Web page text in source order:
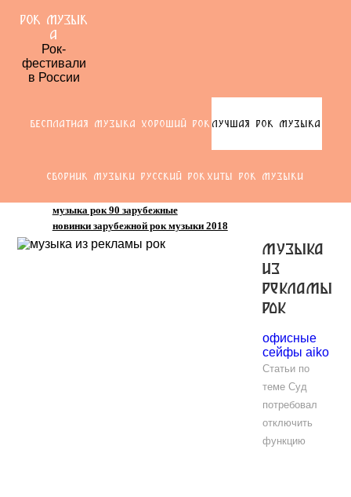
РОК МУЗЫК
А
Рок-
фестивали
в России
БЕСПЛАТНАЯ МУЗЫКА ХОРОШИЙ РОК ЛУЧШАЯ РОК МУЗЫКА
СБОРНИК МУЗЫКИ РУССКИЙ РОК ХИТЫ РОК МУЗЫКИ
музыка рок 90 зарубежные
новинки зарубежной рок музыки 2018
музыка
из
рекламы
рок
офисные
сейфы aiko
Статьи по
теме Суд
потребовал
отключить
функцию